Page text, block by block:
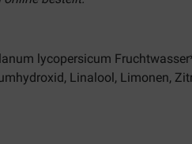
lycopersicum
Linalool, Limonen,